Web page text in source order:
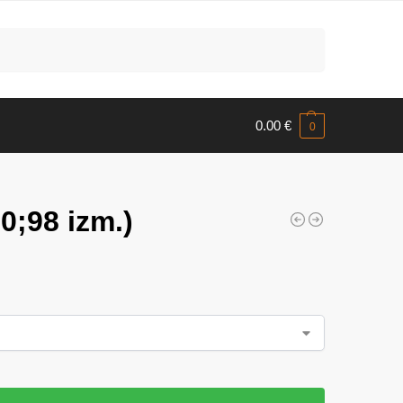
0.00 € 0
izm.)